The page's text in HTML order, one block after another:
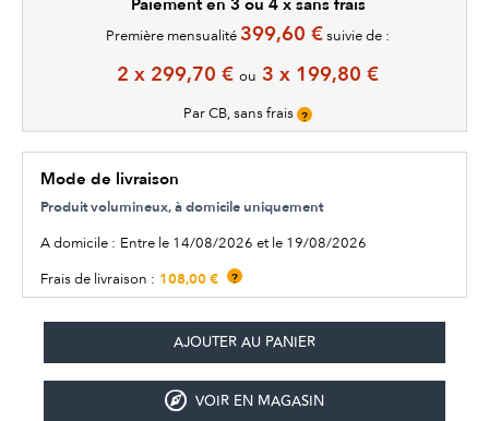
Première mensualité 399,60 € suivie de :
2 x 299,70 € ou 3 x 199,80 €
Par CB, sans frais ?
Mode de livraison
Produit volumineux, à domicile uniquement
A domicile : Entre le 14/08/2026 et le 19/08/2026
Frais de livraison : 108,00 € ?
VOIR EN MAGASIN